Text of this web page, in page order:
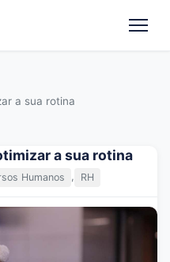
a sua rotina
a sua rotina
Humanos , RH